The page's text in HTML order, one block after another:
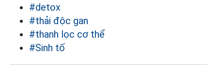
#detox
#thải độc gan
#thanh lọc cơ thể
#Sinh tố